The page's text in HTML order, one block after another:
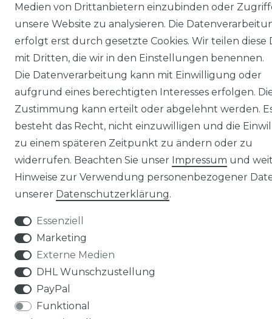
Medien von Drittanbietern einzubinden oder
unsere Website zu analysieren. Die
erfolgt erst durch gesetzte Cookies. Wir teilen diese
mit Dritten, die wir in den Einstellungen benennen.
Die Datenverarbeitung kann mit Einwilligung oder
aufgrund eines berechtigten Interesses erfolgen.
Zustimmung kann erteilt oder abgelehnt werden.
besteht das Recht, nicht einzuwilligen und die
zu einem späteren Zeitpunkt zu ändern oder zu
widerrufen. Beachten Sie unser Impressum und
Hinweise zur Verwendung personenbezogener
unserer Daten­schutz­erklärung.
Essenziell
Marketing
Externe Medien
DHL Wunschzustellung
PayPal
Funktional